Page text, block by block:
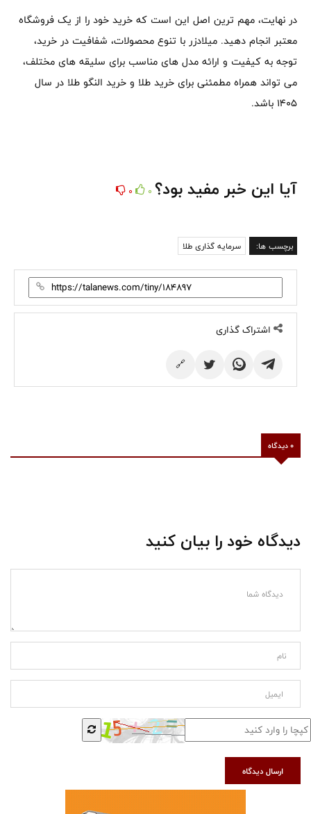
در نهایت، مهم ترین اصل این است که خرید خود را از یک فروشگاه
معتبر انجام دهید. میلادزر با تنوع محصولات، شفافیت در خرید،
توجه به کیفیت و ارائه مدل های مناسب برای سلیقه های مختلف،
می تواند همراه مطمئنی برای خرید طلا و خرید النگو طلا در سال
۱۴۰۵ باشد.
آیا این خبر مفید بود؟ 0
0
برچسب ها: سرمایه گذاری طلا
اشتراک گذاری
🔗
0 دیدگاه
دیدگاه خود را بیان کنید
ارسال دیدگاه